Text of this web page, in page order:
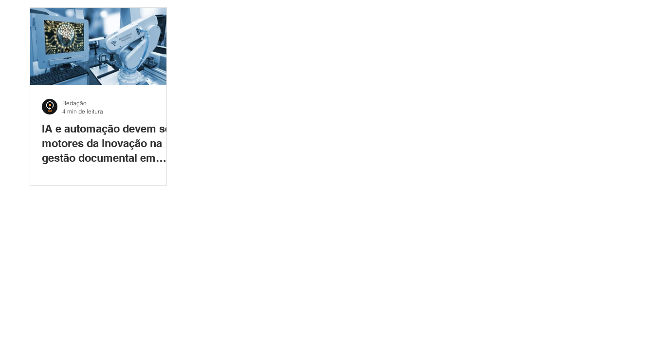
IA e automação devem ser
motores da inovação na
gestão documental em
Redação
4 min de leitura